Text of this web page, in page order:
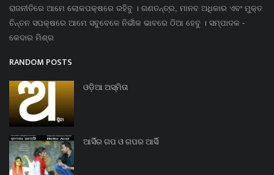
ରାଜନୀତିରେ ଆମେ ଲୋକପକ୍ଷରେ ରହିବୁ । ଗଣତନ୍ତ୍ର, ମାନବ ଅଧିକାର ଏବଂ ମୁକ୍ତ
ଚିନ୍ତନ ସପକ୍ଷରେ ଆମେ ସବୁବେଳେ ନିର୍ଭୀକ ଭାବରେ ଠିଆ ହେବୁ । ସମ୍ପାଦକ -
କେଦାର ମିଶ୍ର
RANDOM POSTS
ଓଡ଼ିଆ ଅସ୍ମିତା
ଆର୍ସିର ଗପ ଓ ଗପର ଆର୍ସି